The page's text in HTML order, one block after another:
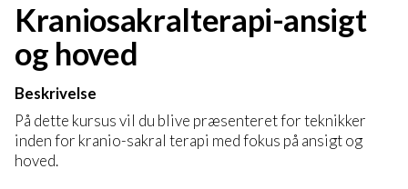
Kraniosakralterapi-ansigt
og hoved
Beskrivelse
På dette kursus vil du blive præsenteret for teknikker
inden for kranio-sakral terapi med fokus på ansigt og
hoved.